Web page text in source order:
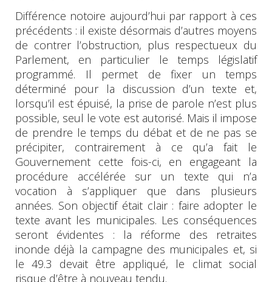
Différence notoire aujourd’hui par rapport à ces
précédents : il existe désormais d’autres moyens
de contrer l’obstruction, plus respectueux du
Parlement, en particulier le temps législatif
programmé. Il permet de fixer un temps
déterminé pour la discussion d’un texte et,
lorsqu’il est épuisé, la prise de parole n’est plus
possible, seul le vote est autorisé. Mais il impose
de prendre le temps du débat et de ne pas se
précipiter, contrairement à ce qu’a fait le
Gouvernement cette fois-ci, en engageant la
procédure accélérée sur un texte qui n’a
vocation à s’appliquer que dans plusieurs
années. Son objectif était clair : faire adopter le
texte avant les municipales. Les conséquences
seront évidentes : la réforme des retraites
inonde déjà la campagne des municipales et, si
le 49.3 devait être appliqué, le climat social
risque d’être à nouveau tendu.